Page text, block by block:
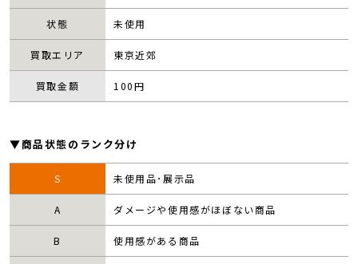
状態 未使用
買取エリア 東京近郊
買取金額 100円
▼商品状態のランク分け
S 未使用品･展示品
A ダメージや使用感がほぼない商品
B 使用感がある商品